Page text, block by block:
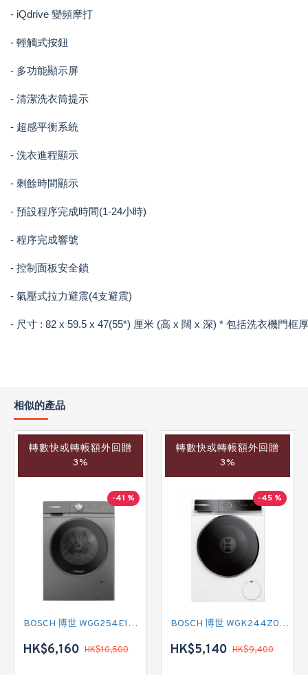
- iQdrive 變頻摩打
- 輕觸式按鈕
- 多功能顯示屏
- 清潔洗衣筒提示
- 超感平衡系統
- 洗衣進程顯示
- 剩餘時間顯示
- 預設程序完成時間(1-24小時)
- 程序完成響號
- 控制面板安全鎖
- 氣壓式拉力避震(4支避震)
- 尺寸 : 82 x 59.5 x 47(55*) 厘米 (高 x 闊 x 深) * 包括洗衣機門框
相似的產品
轉數快或轉帳額外回贈
3%
-41 %
BOSCH 博世 WGG254E1HK 前置式洗衣機 (10 公斤,1400 轉/分鐘)
HK$6,160 HK$10,500
轉數快或轉帳額外回贈
3%
-45 %
BOSCH 博世 WGK244Z0HK 前置式洗衣機 (9 公斤,1400 轉/分鐘)
HK$5,140 HK$9,400